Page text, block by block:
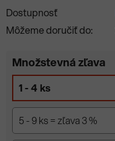
Dostupnosť
Môžeme doručiť do:
Množstevná zľava
1 - 4 ks
5 - 9 ks = zľava 3 %